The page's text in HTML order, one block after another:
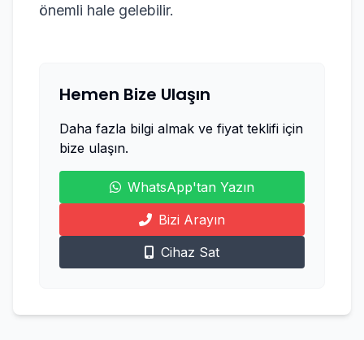
önemli hale gelebilir.
Hemen Bize Ulaşın
Daha fazla bilgi almak ve fiyat teklifi için
bize ulaşın.
WhatsApp'tan Yazın
Bizi Arayın
Cihaz Sat